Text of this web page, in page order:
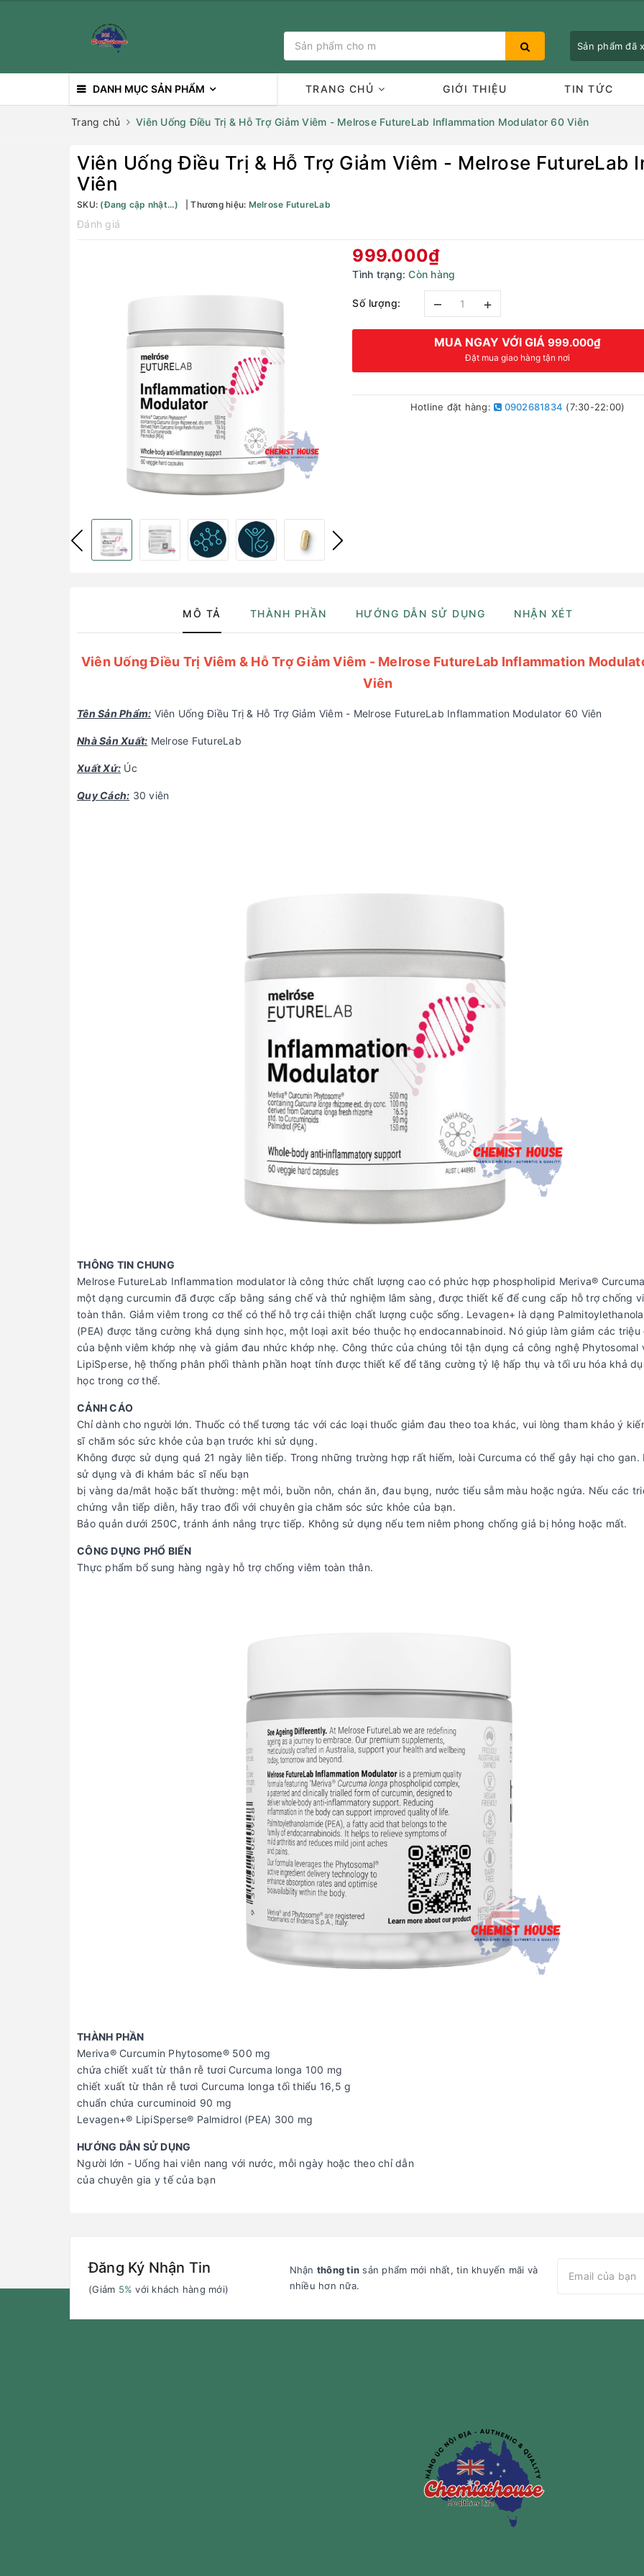
Sản phẩm đã
Bạn chưa xem sản phẩm nào
DANH MỤC SẢN PHẨM TRANG CHỦ GIỚI THIỆU TIN TỨC
Trang chủ Viên Uống Điều Trị & Hỗ Trợ Giảm Viêm - Melrose FutureLab Inflammation Modulator 60 Viên
Viên Uống Điều Trị & Hỗ Trợ Giảm Viêm - Melrose
Viên
SKU: (Đang cập nhật...) Thương hiệu: Melrose FutureLab
Đánh giá
999.000₫
Tình trạng: Còn hàng
Số lượng: – +
MUA NGAY VỚI GIÁ 999.000₫
Đặt mua giao hàng tận nơi
Hotline đặt hàng: 0902681834 (7:30-22:00)
MÔ TẢ THÀNH PHẦN HƯỚNG DẪN SỬ DỤNG NHẬN XÉT
Viên Uống Điều Trị Viêm & Hỗ Trợ Giảm Viêm - Melrose FutureLab Inflammation
Viên
Tên Sản Phẩm: Viên Uống Điều Trị & Hỗ Trợ Giảm Viêm - Melrose FutureLab Inflammation Modulator 60 Viên
Nhà Sản Xuất: Melrose FutureLab
Xuất Xứ: Úc
Quy Cách: 30 viên
THÔNG TIN CHUNG
Melrose FutureLab Inflammation modulator là công thức chất lượng cao có phức hợp phospholipid Meriva®
một dạng curcumin đã được cấp bằng sáng chế và thử nghiệm lâm sàng, được thiết kế để cung cấp hỗ trợ chống
toàn thân. Giảm viêm trong cơ thể có thể hỗ trợ cải thiện chất lượng cuộc sống. Levagen+ là dạng
(PEA) được tăng cường khả dụng sinh học, một loại axit béo thuộc họ endocannabinoid. Nó giúp làm giảm các triệu
của bệnh viêm khớp nhẹ và giảm đau nhức khớp nhẹ. Công thức của chúng tôi tận dụng cả công nghệ Phytosomal
LipiSperse, hệ thống phân phối thành phần hoạt tính được thiết kế để tăng cường tỷ lệ hấp thụ và tối ưu hóa khả
học trong cơ thể.
CẢNH CÁO
Chỉ dành cho người lớn. Thuốc có thể tương tác với các loại thuốc giảm đau theo toa khác, vui lòng tham khảo ý
sĩ chăm sóc sức khỏe của bạn trước khi sử dụng.
Không được sử dụng quá 21 ngày liên tiếp. Trong những trường hợp rất hiếm, loài Curcuma có thể gây hại cho gan.
sử dụng và đi khám bác sĩ nếu bạn
bị vàng da/mắt hoặc bất thường: mệt mỏi, buồn nôn, chán ăn, đau bụng, nước tiểu sẫm màu hoặc ngứa. Nếu các
chứng vẫn tiếp diễn, hãy trao đổi với chuyên gia chăm sóc sức khỏe của bạn.
Bảo quản dưới 250C, tránh ánh nắng trực tiếp. Không sử dụng nếu tem niêm phong chống giả bị hỏng hoặc mất.
CÔNG DỤNG PHỔ BIẾN
Thực phẩm bổ sung hàng ngày hỗ trợ chống viêm toàn thân.
THÀNH PHẦN
Meriva® Curcumin Phytosome® 500 mg
chứa chiết xuất từ ​​thân rễ tươi Curcuma longa 100 mg
chiết xuất từ ​​thân rễ tươi Curcuma longa tối thiểu 16,5 g
chuẩn chứa curcuminoid 90 mg
Levagen+® LipiSperse® Palmidrol (PEA) 300 mg
HƯỚNG DẪN SỬ DỤNG
Người lớn - Uống hai viên nang với nước, mỗi ngày hoặc theo chỉ dẫn
của chuyên gia y tế của bạn
Đăng Ký Nhận Tin
(Giảm 5% với khách hàng mới)
Nhận thông tin sản phẩm mới nhất, tin khuyến mãi và
nhiều hơn nữa.